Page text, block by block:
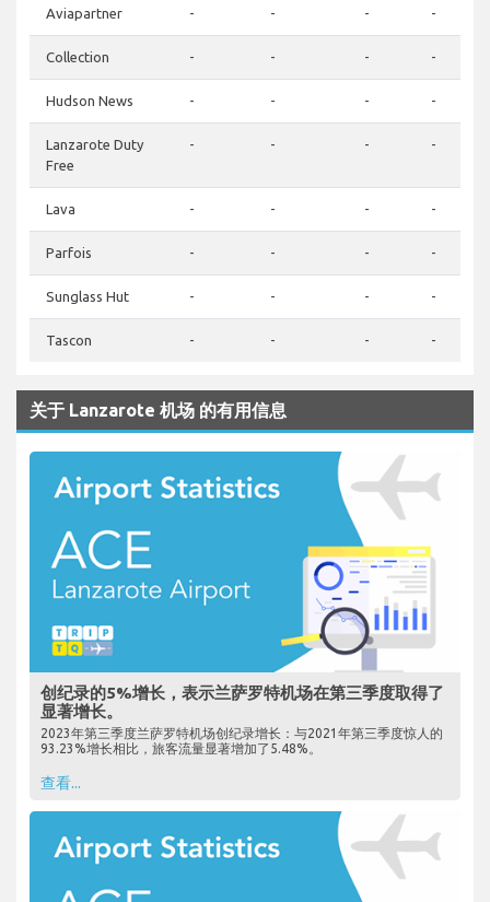
Aviapartner - - - -
Collection - - - -
Hudson News - - - -
Lanzarote Duty
Free
- - - -
Lava - - - -
Parfois - - - -
Sunglass Hut - - - -
Tascon - - - -
关于 Lanzarote 机场 的有用信息
创纪录的5%增长，表示兰萨罗特机场在第三季度取得了
显著增长。
2023年第三季度兰萨罗特机场创纪录增长：与2021年第三季度惊人的
93.23%增长相比，旅客流量显著增加了5.48%。
查看...